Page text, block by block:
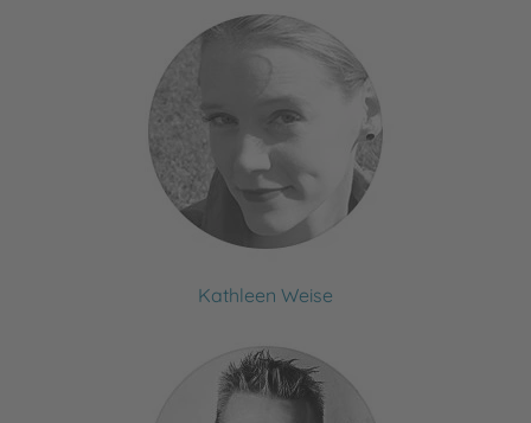
Kathleen Weise